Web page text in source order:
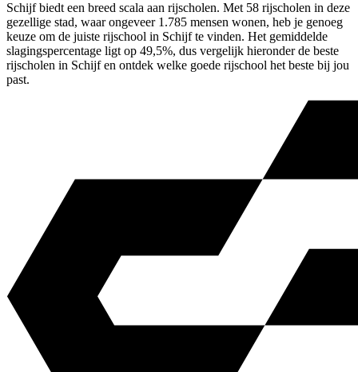
Schijf biedt een breed scala aan rijscholen. Met 58 rijscholen in deze
gezellige stad, waar ongeveer 1.785 mensen wonen, heb je genoeg
keuze om de juiste rijschool in Schijf te vinden. Het gemiddelde
slagingspercentage ligt op 49,5%, dus vergelijk hieronder de beste
rijscholen in Schijf en ontdek welke goede rijschool het beste bij jou
past.